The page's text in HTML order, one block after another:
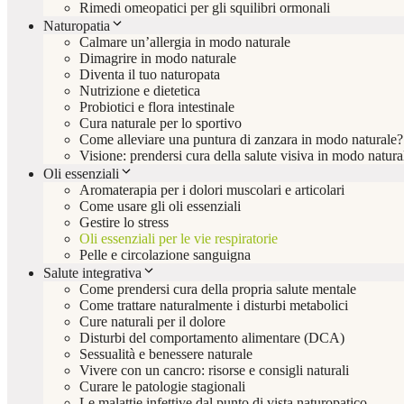
Rimedi omeopatici per gli squilibri ormonali
Naturopatia
Calmare un’allergia in modo naturale
Dimagrire in modo naturale
Diventa il tuo naturopata
Nutrizione e dietetica
Probiotici e flora intestinale
Cura naturale per lo sportivo
Come alleviare una puntura di zanzara in modo naturale?
Visione: prendersi cura della salute visiva in modo
Oli essenziali
Aromaterapia per i dolori muscolari e articolari
Come usare gli oli essenziali
Gestire lo stress
Oli essenziali per le vie respiratorie
Pelle e circolazione sanguigna
Salute integrativa
Come prendersi cura della propria salute mentale
Come trattare naturalmente i disturbi metabolici
Cure naturali per il dolore
Disturbi del comportamento alimentare (DCA)
Sessualità e benessere naturale
Vivere con un cancro: risorse e consigli naturali
Curare le patologie stagionali